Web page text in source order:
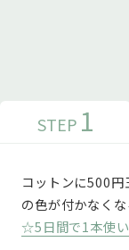
STEP 1
コットンに500
の色が付かなく
☆5日間で1本使い